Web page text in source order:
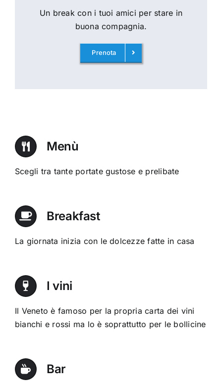
Un break con i tuoi amici per stare in
buona compagnia.
Prenota
Menù
Scegli tra tante portate gustose e prelibate
Breakfast
La giornata inizia con le dolcezze fatte in casa
I vini
Il Veneto è famoso per la propria carta dei vini
bianchi e rossi ma lo è soprattutto per le bollicine
Bar